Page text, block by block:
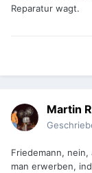
Reparatur wagt.
Martin
Friedemann,
man erwerben,